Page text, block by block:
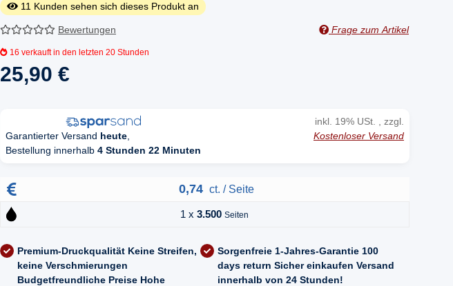
11 Kunden sehen sich dieses Produkt an
Bewertungen Frage zum Artikel
16 verkauft in den letzten 20 Stunden
25,90 €
Garantierter Versand heute,
Bestellung innerhalb 4 Stunden 22 Minuten
inkl. 19% USt. , zzgl.
Kostenloser Versand
0,74 ct. / Seite
1 x 3.500 Seiten
Premium-Druckqualität Keine Streifen,
keine Verschmierungen
Budgetfreundliche Preise Hohe
Sorgenfreie 1-Jahres-Garantie 100
days return Sicher einkaufen Versand
innerhalb von 24 Stunden!